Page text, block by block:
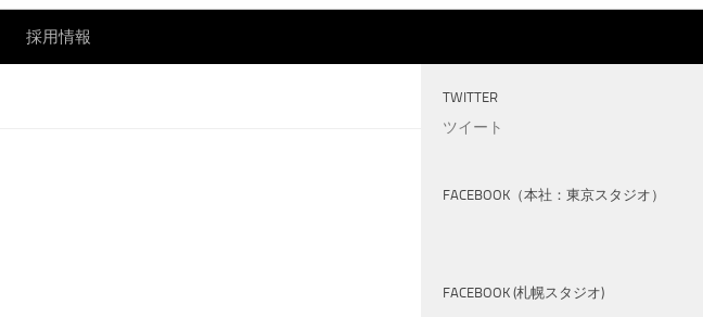
採用情報
TWITTER
ツイート
FACEBOOK（本社：東京スタジオ）
FACEBOOK (札幌スタジオ)